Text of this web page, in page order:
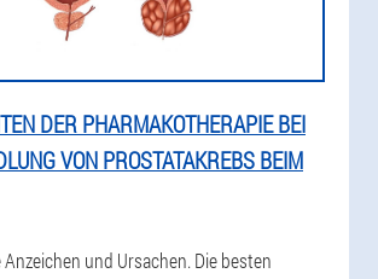
DER PHARMAKOTHERAPIE BEI
VON PROSTATAKREBS BEIM
und Ursachen. Die besten